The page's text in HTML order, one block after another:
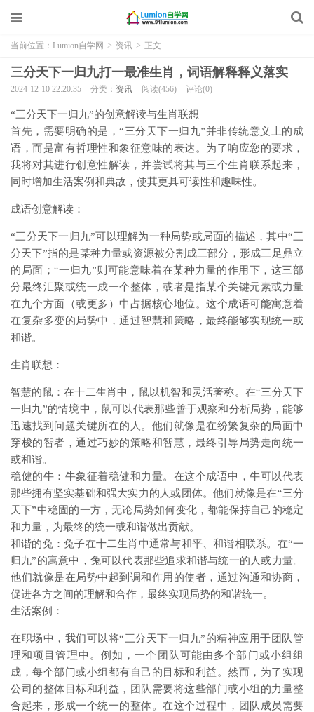
当前位置： Lumion自学网 > 资讯 > 正文
三分天下一归九打一最准生肖，词语解释释义落实
2024-12-10 22:20:35 分类： 资讯 阅读(456) 评论(0)
“三分天下一归九”的创意解读与生肖联想
首先，需要明确的是，“三分天下一归九”并非传统意义上的成
语，而是富有哲理性和象征意味的表达。为了响应您的要求，
我将对其进行创意性解读，并尝试将其与三个生肖联系起来，
同时增加生活案例和典故，使其更具可读性和趣味性。
成语创意解读：
“三分天下一归九”可以理解为一种局势或局面的描述，其中“三
分天下”指的是某种力量或资源被分割成三部分，形成三足鼎立
的局面；“一归九”则可能意味着在某种力量的作用下，这三部
分最终汇聚或统一成一个整体，或者是指某个关键元素或力量
在九个方面（或更多）中占据核心地位。这个成语可能寓意着
在复杂多变的局势中，通过智慧和策略，最终能够实现统一或
和谐。
生肖联想：
智慧的鼠：在十二生肖中，鼠以机智和灵活著称。在“三分天下
一归九”的情境中，鼠可以代表那些善于观察和分析局势，能够
迅速找到问题关键所在的人。他们就像是在纷繁复杂的局面中
穿梭的智者，通过巧妙的策略和智慧，最终引导局势走向统一
或和谐。
稳健的牛：牛象征着稳健和力量。在这个成语中，牛可以代表
那些拥有坚实基础和强大实力的人或团体。他们就像是在“三分
天下”中稳固的一方，无论局势如何变化，都能保持自己的稳定
和力量，为最终的统一或和谐做出贡献。
和谐的兔：兔子在十二生肖中通常与和平、和谐相联系。在“一
归九”的寓意中，兔可以代表那些追求和谐与统一的人或力量。
他们就像是在局势中起到调和作用的使者，通过沟通和协商，
促进各方之间的理解和合作，最终实现局势的和谐统一。
生活案例：
在职场中，我们可以将“三分天下一归九”的精神应用于团队管
理和项目管理中。例如，一个团队可能由多个部门或小组组
成，每个部门或小组都有自己的目标和利益。然而，为了实现
公司的整体目标和利益，团队需要将这些部门或小组的力量整
合起来，形成一个统一的整体。在这个过程中，团队成员需要